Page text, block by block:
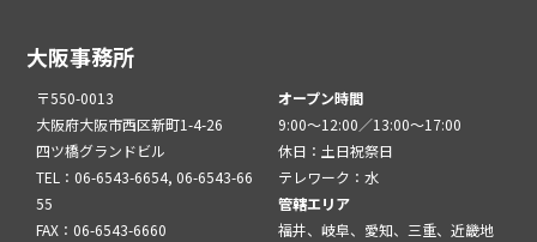
大阪事務所
〒550-0013
大阪府大阪市西区新町1-4-26
四ツ橋グランドビル
TEL：06-6543-6654, 06-6543-66
55
FAX：06-6543-6660
オープン時間
9:00～12:00／13:00～17:00
休日：土日祝祭日
テレワーク：水
管轄エリア
福井、岐阜、愛知、三重、近畿地